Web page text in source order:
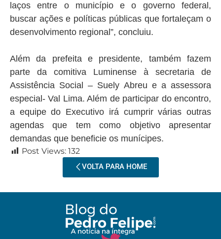
laços entre o município e o governo federal,
buscar ações e políticas públicas que fortaleçam o
desenvolvimento regional”, concluiu.
Além da prefeita e presidente, também fazem
parte da comitiva Luminense à secretaria de
Assistência Social – Suely Abreu e a assessora
especial- Val Lima. Além de participar do encontro,
a equipe do Executivo irá cumprir várias outras
agendas que tem como objetivo apresentar
demandas que beneficie os munícipes.
Post Views: 132
VOLTA PARA HOME